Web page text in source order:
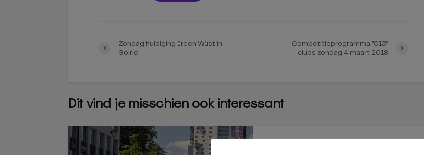
Zondag huldiging Ireen Wüst in
Goirle
Competitieprogramma ”013”
clubs zondag 4 maart 2018
Dit vind je misschien ook interessant